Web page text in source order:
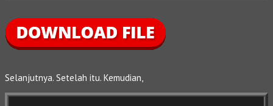
Selanjutnya. Setelah itu. Kemudian,